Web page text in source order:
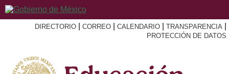
DIRECTORIO CORREO CALENDARIO TRANSPARENCIA
PROTECCIÓN DE DATOS